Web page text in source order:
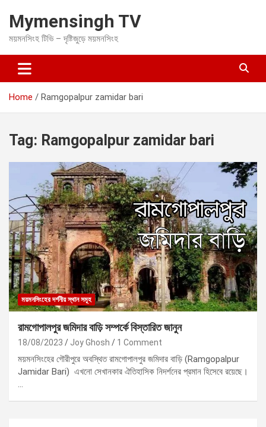
t
c
Mymensingh TV
ময়মনসিংহ টিভি – দৃষ্টিজুড়ে ময়মনসিংহ
Home Ramgopalpur zamidar bari
Tag: Ramgopalpur zamidar bari
ময়মনসিংহের দর্শনীয় স্থান সমূহ
রামগোপালপুর জমিদার বাড়ি সম্পর্কে বিস্তারিত জানুন
18/08/2023 Joy Ghosh 1 Comment
ময়মনসিংহের গৌরীপুরে অবস্থিত রামগোপালপুর জমিদার বাড়ি (Ramgopalpur
Jamidar Bari) এখনো সেখানকার ঐতিহাসিক নিদর্শনের প্রমান হিসেবে রয়েছে।
…